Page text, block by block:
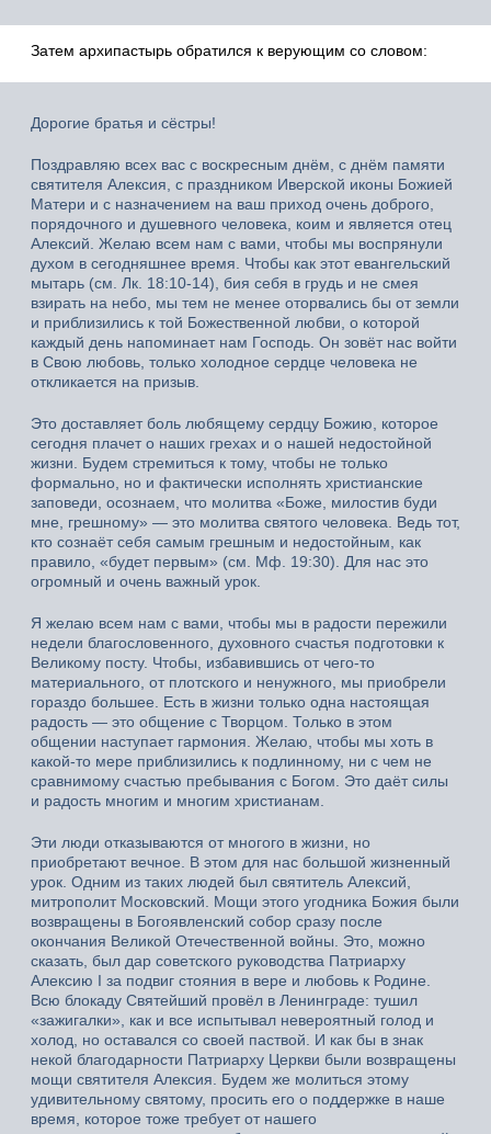
Затем архипастырь обратился к верующим со словом:
Дорогие братья и сёстры!
Поздравляю всех вас с воскресным днём, с днём памяти
святителя Алексия, с праздником Иверской иконы Божией
Матери и с назначением на ваш приход очень доброго,
порядочного и душевного человека, коим и является отец
Алексий. Желаю всем нам с вами, чтобы мы воспрянули
духом в сегодняшнее время. Чтобы как этот евангельский
мытарь (см. Лк. 18:10-14), бия себя в грудь и не смея
взирать на небо, мы тем не менее оторвались бы от земли
и приблизились к той Божественной любви, о которой
каждый день напоминает нам Господь. Он зовёт нас войти
в Свою любовь, только холодное сердце человека не
откликается на призыв.
Это доставляет боль любящему сердцу Божию, которое
сегодня плачет о наших грехах и о нашей недостойной
жизни. Будем стремиться к тому, чтобы не только
формально, но и фактически исполнять христианские
заповеди, осознаем, что молитва «Боже, милостив буди
мне, грешному» — это молитва святого человека. Ведь тот,
кто сознаёт себя самым грешным и недостойным, как
правило, «будет первым» (см. Мф. 19:30). Для нас это
огромный и очень важный урок.
Я желаю всем нам с вами, чтобы мы в радости пережили
недели благословенного, духовного счастья подготовки к
Великому посту. Чтобы, избавившись от чего-то
материального, от плотского и ненужного, мы приобрели
гораздо большее. Есть в жизни только одна настоящая
радость — это общение с Творцом. Только в этом
общении наступает гармония. Желаю, чтобы мы хоть в
какой-то мере приблизились к подлинному, ни с чем не
сравнимому счастью пребывания с Богом. Это даёт силы
и радость многим и многим христианам.
Эти люди отказываются от многого в жизни, но
приобретают вечное. В этом для нас большой жизненный
урок. Одним из таких людей был святитель Алексий,
митрополит Московский. Мощи этого угодника Божия были
возвращены в Богоявленский собор сразу после
окончания Великой Отечественной войны. Это, можно
сказать, был дар советского руководства Патриарху
Алексию I за подвиг стояния в вере и любовь к Родине.
Всю блокаду Святейший провёл в Ленинграде: тушил
«зажигалки», как и все испытывал невероятный голод и
холод, но оставался со своей паствой. И как бы в знак
некой благодарности Патриарху Церкви были возвращены
мощи святителя Алексия. Будем же молиться этому
удивительному святому, просить его о поддержке в наше
время, которое тоже требует от нашего